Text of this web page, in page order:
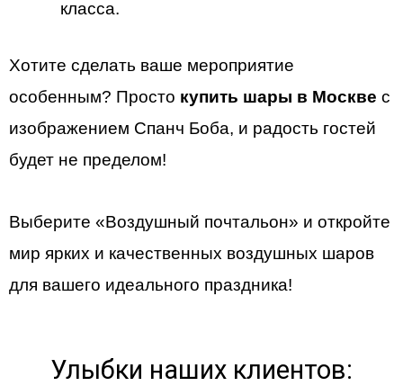
класса.
Хотите сделать ваше мероприятие
особенным? Просто купить шары в Москве с
изображением Спанч Боба, и радость гостей
будет не пределом!
Выберите «Воздушный почтальон» и откройте
мир ярких и качественных воздушных шаров
для вашего идеального праздника!
Улыбки наших клиентов: